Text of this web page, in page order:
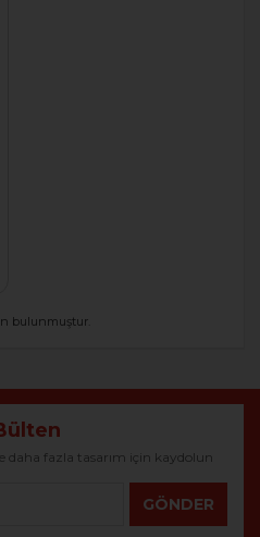
bulunmuştur.
daha fazla tasarım için kaydolun
GÖNDER